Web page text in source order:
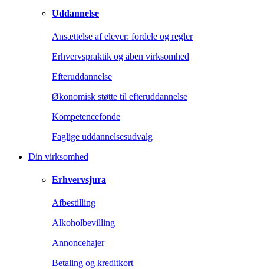
Uddannelse
Ansættelse af elever: fordele og regler
Erhvervspraktik og åben virksomhed
Efteruddannelse
Økonomisk støtte til efteruddannelse
Kompetencefonde
Faglige uddannelsesudvalg
Din virksomhed
Erhvervsjura
Afbestilling
Alkoholbevilling
Annoncehajer
Betaling og kreditkort